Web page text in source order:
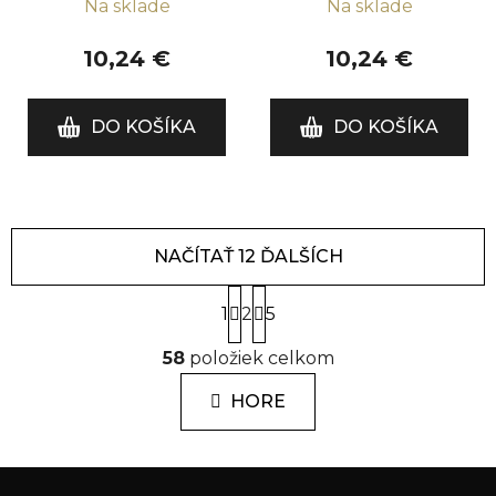
Na sklade
10,24 €
DO KOŠÍKA
Na sklade
10,24 €
DO KOŠÍKA
O
v
l
á
d
a
NAČÍTAŤ 12 ĎALŠÍCH
S
t
r
á
n
k
a
1 2 5
58položiek celkom
HORE